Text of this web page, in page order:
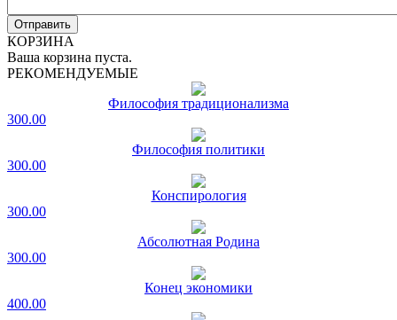
КОРЗИНА
Ваша корзина пуста.
РЕКОМЕНДУЕМЫЕ
Философия традиционализма
300.00
Философия политики
300.00
Конспирология
300.00
Абсолютная Родина
300.00
Конец экономики
400.00